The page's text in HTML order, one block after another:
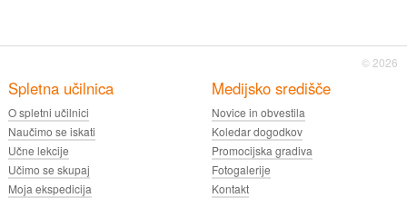
© 2026
Spletna učilnica
O spletni učilnici
Naučimo se iskati
Učne lekcije
Učimo se skupaj
Moja ekspedicija
Medijsko središče
Novice in obvestila
Koledar dogodkov
Promocijska gradiva
Fotogalerije
Kontakt